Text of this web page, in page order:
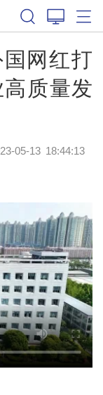
国网红打
质量发
05-13 18:44:13